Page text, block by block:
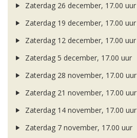
Zaterdag 26 december, 17.00 uur
Zaterdag 19 december, 17.00 uur
Zaterdag 12 december, 17.00 uur
Zaterdag 5 december, 17.00 uur
Zaterdag 28 november, 17.00 uur
Zaterdag 21 november, 17.00 uur
Zaterdag 14 november, 17.00 uur
Zaterdag 7 november, 17.00 uur